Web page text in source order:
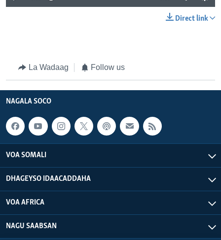
Direct link
La Wadaag Follow us
NAGALA SOCO
VOA SOMALI
DHAGEYSO IDAACADDAHA
VOA AFRICA
NAGU SAABSAN